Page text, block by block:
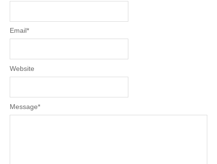
Message*
Email*
Website